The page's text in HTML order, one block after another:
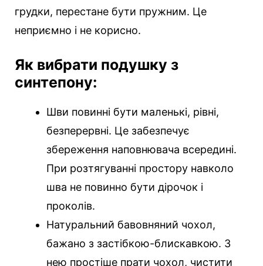
грудки, перестане бути пружним. Це
неприємно і не корисно.
Як вибрати подушку з
синтепону:
Шви повинні бути маленькі, рівні,
безперервні. Це забезпечує
збереження наповнювача всередині.
При розтягуванні простору навколо
шва не повинно бути дірочок і
проколів.
Натуральний бавовняний чохол,
бажано з застібкою-блискавкою. З
нею простіше прати чохол, чистити